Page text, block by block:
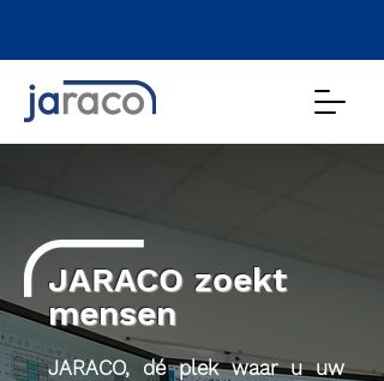
JARACO zoekt
mensen
JARACO, dé plek waar u uw